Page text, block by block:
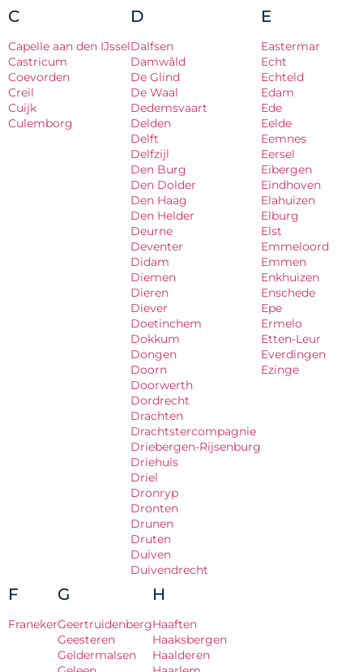
C
Capelle aan den IJssel
Castricum
Coevorden
Creil
Cuijk
Culemborg
D
Dalfsen
Damwâld
De Glind
De Waal
Dedemsvaart
Delden
Delft
Delfzijl
Den Burg
Den Dolder
Den Haag
Den Helder
Deurne
Deventer
Didam
Diemen
Dieren
Diever
Doetinchem
Dokkum
Dongen
Doorn
Doorwerth
Dordrecht
Drachten
Drachtstercompagnie
Driebergen-Rijsenburg
Driehuis
Driel
Dronryp
Dronten
Drunen
Druten
Duiven
Duivendrecht
E
Eastermar
Echt
Echteld
Edam
Ede
Eelde
Eemnes
Eersel
Eibergen
Eindhoven
Elahuizen
Elburg
Elst
Emmeloord
Emmen
Enkhuizen
Enschede
Epe
Ermelo
Etten-Leur
Everdingen
Ezinge
F
Franeker
G
Geertruidenberg
Geesteren
Geldermalsen
H
Haaften
Haaksbergen
Haalderen